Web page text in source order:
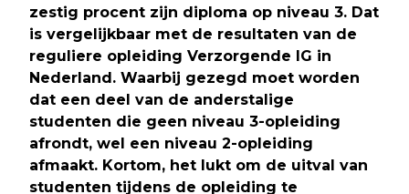
zestig procent zijn diploma op niveau 3. Dat
is vergelijkbaar met de resultaten van de
reguliere opleiding Verzorgende IG in
Nederland. Waarbij gezegd moet worden
dat een deel van de anderstalige
studenten die geen niveau 3-opleiding
afrondt, wel een niveau 2-opleiding
afmaakt. Kortom, het lukt om de uitval van
studenten tijdens de opleiding te